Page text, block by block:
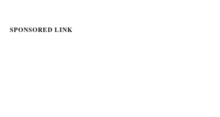
SPONSORED LINK